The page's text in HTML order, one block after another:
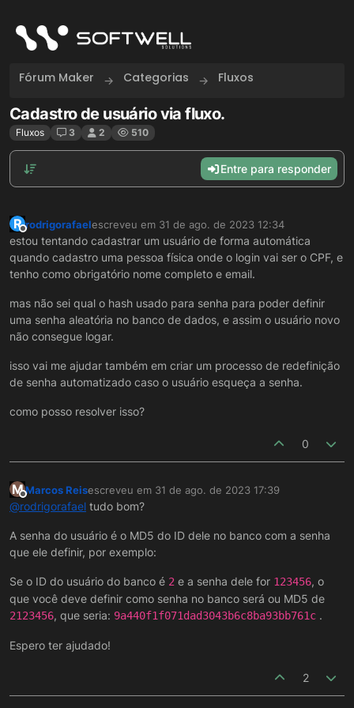
Fórum Maker Categorias Fluxos
Cadastro de usuário via fluxo.
Fluxos 3 2 510
Entre para responder
R
Offline
rodrigorafaelescreveu em 31 de ago. de 2023 12:34
última edição por
estou tentando cadastrar um usuário de forma automática
quando cadastro uma pessoa física onde o login vai ser o CPF, e
tenho como obrigatório nome completo e email.
mas não sei qual o hash usado para senha para poder definir
uma senha aleatória no banco de dados, e assim o usuário novo
não consegue logar.
isso vai me ajudar também em criar um processo de redefinição
de senha automatizado caso o usuário esqueça a senha.
como posso resolver isso?
0
M
Offline
Marcos Reisescreveu em 31 de ago. de 2023 17:39
última edição por
@rodrigorafael tudo bom?
A senha do usuário é o MD5 do ID dele no banco com a senha
que ele definir, por exemplo:
Se o ID do usuário do banco é 2 e a senha dele for 123456, o
que você deve definir como senha no banco será ou MD5 de
2123456, que seria: 9a440f1f071dad3043b6c8ba93bb761c .
Espero ter ajudado!
2